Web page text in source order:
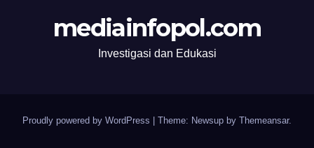
mediainfopol.com
Investigasi dan Edukasi
Proudly powered by WordPress Theme: Newsup by Themeansar.